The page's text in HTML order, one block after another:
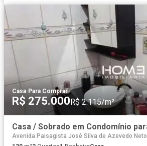
Casa·Para Comprar
R$ 275.000R$ 2.115/m²
Avenida Paisagista José Silva de Azevedo Neto